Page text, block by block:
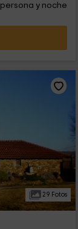
persona y noche
29 Fotos